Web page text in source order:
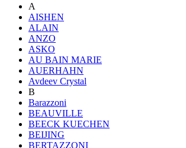
A
AISHEN
ALAIN
ANZO
ASKO
AU BAIN MARIE
AUERHAHN
Avdeev Crystal
B
Barazzoni
BEAUVILLE
BEECK KUECHEN
BEIJING
BERTAZZONI